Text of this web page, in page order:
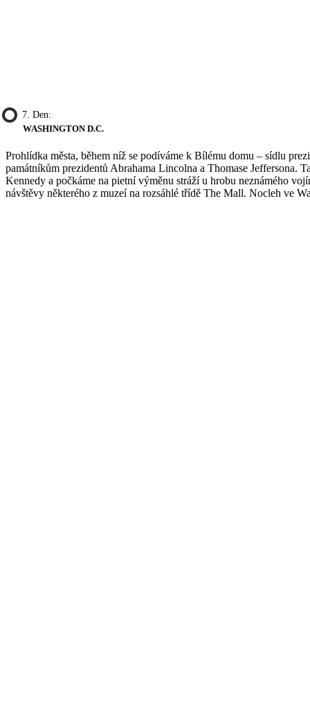
7. Den:
WASHINGTON D.C.
Prohlídka města, během níž se podíváme k Bílému domu – sídlu
památníkům prezidentů Abrahama Lincolna a Thomase Jeffersona.
Kennedy a počkáme na pietní výměnu stráží u hrobu neznámého
návštěvy některého z muzeí na rozsáhlé třídě The Mall. Nocleh ve